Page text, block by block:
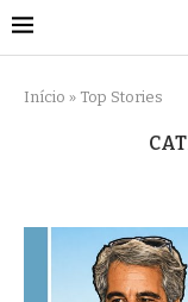
Início » Top Stories